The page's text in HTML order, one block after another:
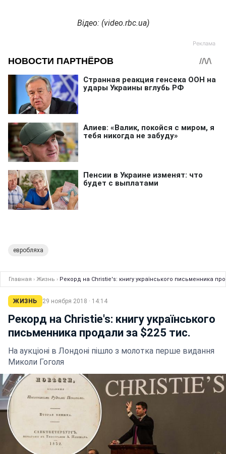
Відео: (video.rbc.ua)
евробляха
Главная › Жизнь › Рекорд на Christie's: книгу українського письменника
ЖИЗНЬ 29 ноября 2018 · 14:14
Рекорд на Christie's: книгу українського
письменника продали за $225 тис.
На аукціоні в Лондоні пішло з молотка перше видання
Миколи Гоголя